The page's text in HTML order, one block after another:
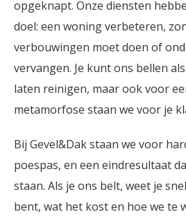
opgeknapt. Onze diensten
doel: een woning verbeteren,
verbouwingen moet doen of
vervangen. Je kunt ons bellen
laten reinigen, maar ook voor
metamorfose staan we voor je
Bij Gevel&Dak staan we voor
poespas, en een eindresultaat
staan. Als je ons belt, weet je
bent, wat het kost en hoe we te